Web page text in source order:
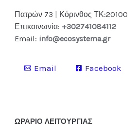
Πατρών 73 | Κόρινθος ΤΚ:20100
Επικοινωνία: +302741084112
Email: info@ecosystema.gr
Email Facebook
ΩΡΑΡΙΟ ΛΕΙΤΟΥΡΓΙΑΣ